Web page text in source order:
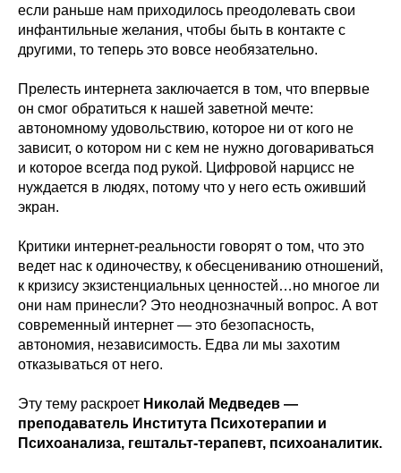
если раньше нам приходилось преодолевать свои
инфантильные желания, чтобы быть в контакте с
другими, то теперь это вовсе необязательно.
Прелесть интернета заключается в том, что впервые
он смог обратиться к нашей заветной мечте:
автономному удовольствию, которое ни от кого не
зависит, о котором ни с кем не нужно договариваться
и которое всегда под рукой. Цифровой нарцисс не
нуждается в людях, потому что у него есть оживший
экран.
Критики интернет-реальности говорят о том, что это
ведет нас к одиночеству, к обесцениванию отношений,
к кризису экзистенциальных ценностей…но многое ли
они нам принесли? Это неоднозначный вопрос. А вот
современный интернет — это безопасность,
автономия, независимость. Едва ли мы захотим
отказываться от него.
Эту тему раскроет Николай Медведев —
преподаватель Института Психотерапии и
Психоанализа, гештальт-терапевт, психоаналитик.